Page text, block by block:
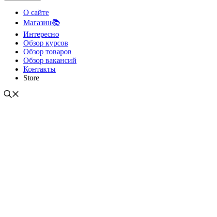
О сайте
Магазин📚
Интересно
Обзор курсов
Обзор товаров
Обзор вакансий
Контакты
Store